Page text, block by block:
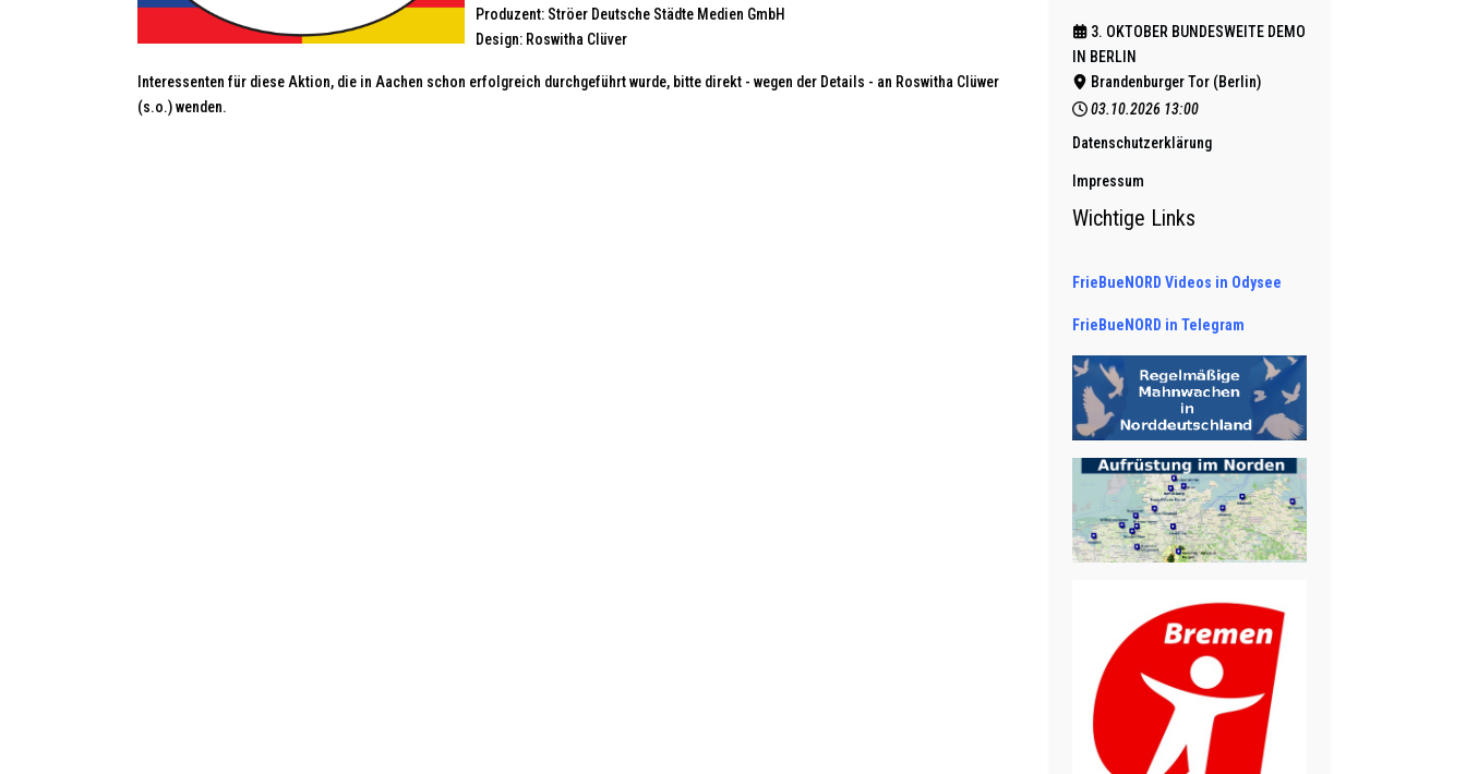
Produzent: Ströer Deutsche Städte Medien GmbH
Design: Roswitha Clüver
Interessenten für diese Aktion, die in Aachen schon erfolgreich durchgeführt wurde, bitte direkt - wegen der Details - an Roswitha Clüwer
(s.o.) wenden.
3. OKTOBER BUNDESWEITE DEMO
IN BERLIN
Brandenburger Tor (Berlin)
03.10.2026 13:00
Datenschutzerklärung
Impressum
Wichtige Links
FrieBueNORD Videos in Odysee
FrieBueNORD in Telegram